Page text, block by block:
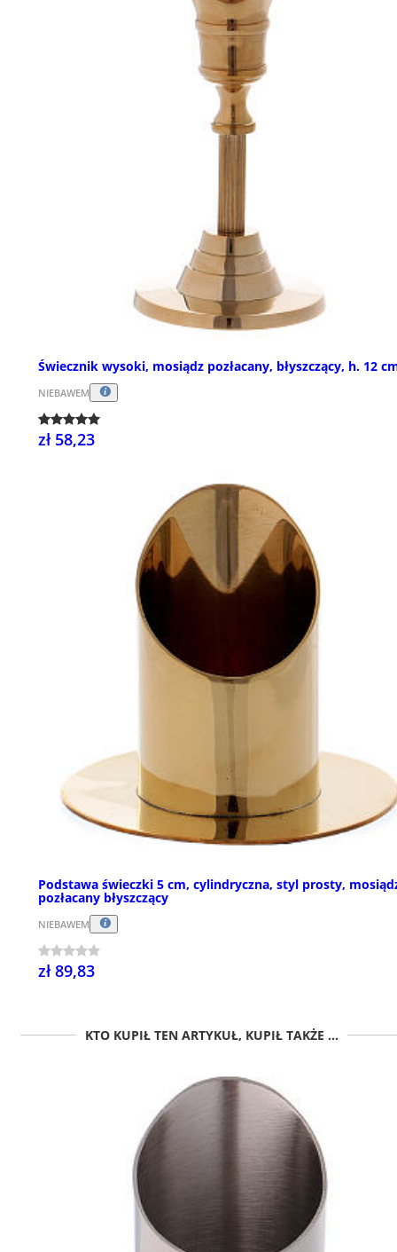
Świecznik wysoki, mosiądz pozłacany, błyszczący, h. 12
NIEBAWEM
zł 58,23
Podstawa świeczki 5 cm, cylindryczna, styl prosty,
pozłacany błyszczący
NIEBAWEM
zł 89,83
KTO KUPIŁ TEN ARTYKUŁ, KUPIŁ TAKŻE ...